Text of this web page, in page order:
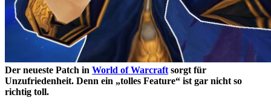
Der neueste Patch in World of Warcraft sorgt für
Unzufriedenheit. Denn ein „tolles Feature“ ist gar nicht so
richtig toll.